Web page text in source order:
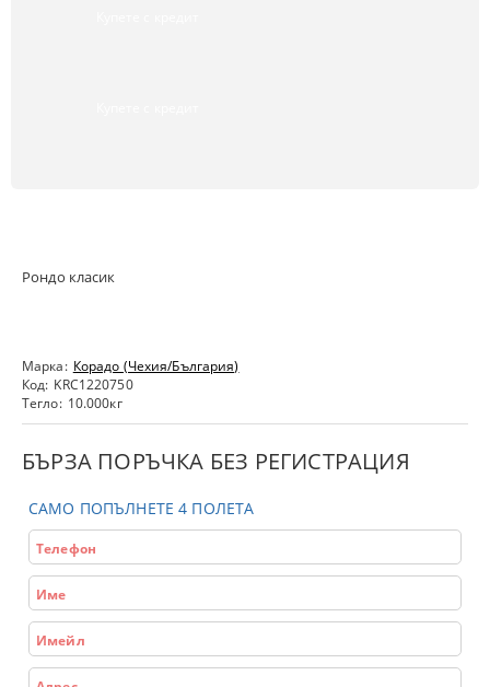
Рондо класик
Марка: Корадо (Чехия/България)
Код: KRC1220750
Тегло: 10.000кг
БЪРЗА ПОРЪЧКА БЕЗ РЕГИСТРАЦИЯ
САМО ПОПЪЛНЕТЕ 4 ПОЛЕТА